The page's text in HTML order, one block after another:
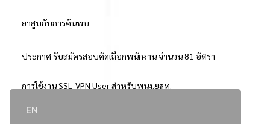
EN
ยาสูบกับการค้นพบ
ประกาศ รับสมัครสอบคัดเลือกพนักงาน จำนวน 81 อัตรา
การใช้งาน SSL-VPN User สำหรับพนง.ยสท.
..ยอดนิยม..